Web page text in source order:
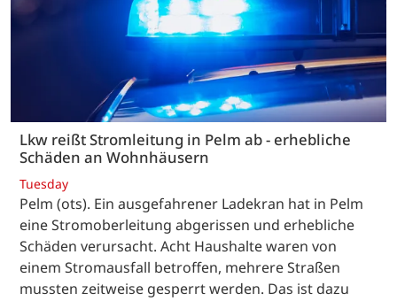
Lkw reißt Stromleitung in Pelm ab - erhebliche
Schäden an Wohnhäusern
Tuesday
Pelm (ots). Ein ausgefahrener Ladekran hat in Pelm
eine Stromoberleitung abgerissen und erhebliche
Schäden verursacht. Acht Haushalte waren von
einem Stromausfall betroffen, mehrere Straßen
mussten zeitweise gesperrt werden. Das ist dazu